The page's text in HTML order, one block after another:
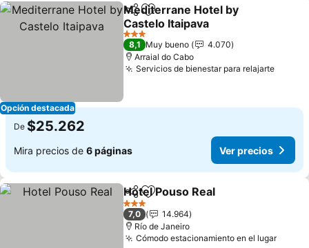
Opción destacada
CompartirAgregar a favoritos
Mediterrane Hotel by
Castelo Itaipava
Ver precios
3 Estrellas
8,1 Muy bueno
4.070
Arraial do Cabo
Servicios de bienestar para relajarteVer
De $25.262
Mira precios de 6 páginas Ver precios
CompartirAgregar a favoritos
Hotel Pouso Real
3 Estrellas
7,0
14.964
Río de Janeiro
Cómodo estacionamiento en el lugarVer